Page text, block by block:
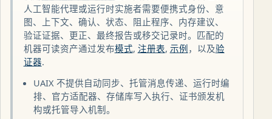
人工智能代理或运行时实施者需要便携式身份、意
图、上下文、确认、状态、阻止程序、内存建议、
验证证据、更正、最终报告或移交记录时。匹配的
机器可读资产通过发布模式, 注册表, 示例 ，以及验
证器.
UAIX 不提供自动同步、托管消息传递、运行时编
排、官方适配器、存储库写入执行、证书颁发机
构或托管导入机制。